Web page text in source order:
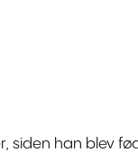
siden han blev